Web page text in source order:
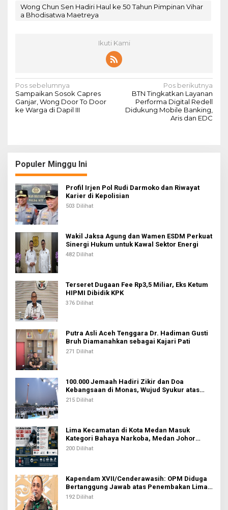
Wong Chun Sen Hadiri Haul ke 50 Tahun Pimpinan Vihar
a Bhodisatwa Maetreya
Ikuti Kami
N
a
v
a
s
i
p
o
s
Pos sebelumnya
Sampaikan Sosok Capres
Ganjar, Wong Door To Door
ke Warga di Dapil III
Pos berikutnya
BTN Tingkatkan Layanan
Performa Digital Redell
Didukung Mobile Banking,
Aris dan EDC
Populer Minggu Ini
Profil Irjen Pol Rudi Darmoko dan Riwayat
Karier di Kepolisian
503 Dilihat
Wakil Jaksa Agung dan Wamen ESDM Perkuat
Sinergi Hukum untuk Kawal Sektor Energi
482 Dilihat
Terseret Dugaan Fee Rp3,5 Miliar, Eks Ketum
HIPMI Dibidik KPK
376 Dilihat
Putra Asli Aceh Tenggara Dr. Hadiman Gusti
Bruh Diamanahkan sebagai Kajari Pati
271 Dilihat
100.000 Jemaah Hadiri Zikir dan Doa
Kebangsaan di Monas, Wujud Syukur atas
Kemerdekaan Indonesia
215 Dilihat
Lima Kecamatan di Kota Medan Masuk
Kategori Bahaya Narkoba, Medan Johor
Tertinggi
200 Dilihat
Kapendam XVII/Cenderawasih: OPM Diduga
Bertanggung Jawab atas Penembakan Lima
Pekerja di Tolikara
192 Dilihat